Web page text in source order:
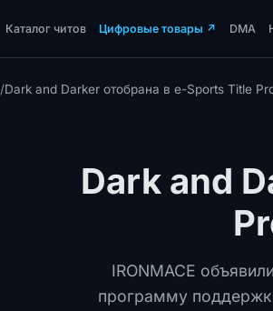
Каталог читов Цифровые товары ↗ DMA
/Dark and Darker отобрана в e-Sports Title
Dark and
IRONMACE
программу